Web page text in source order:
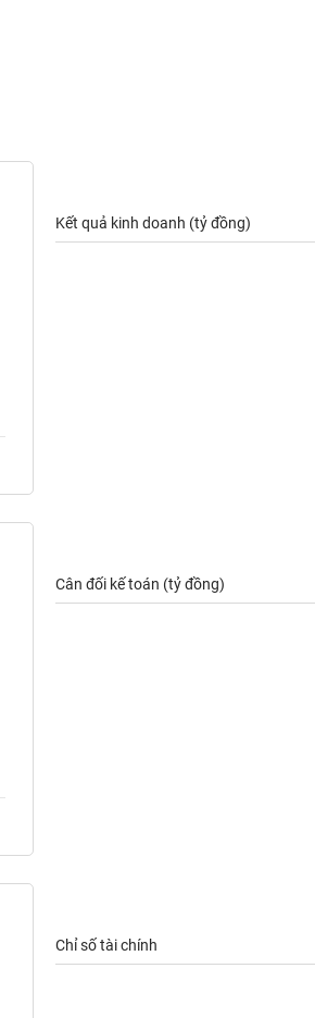
Kết quả kinh doanh (tỷ đồng)
Cân đối kế toán (tỷ đồng)
Chỉ số tài chính